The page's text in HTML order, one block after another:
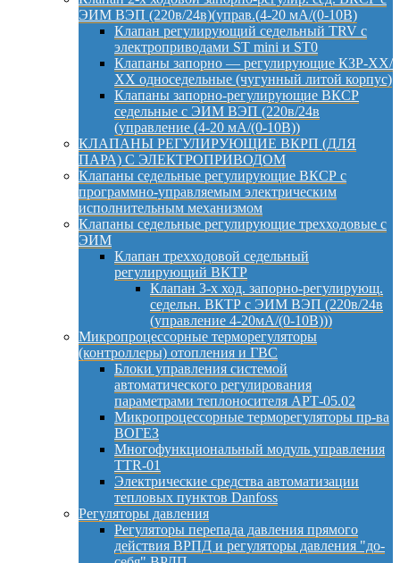
ЭИМ ВЭП (220в/24в)(управ.(4-20 мА/(0-10В)
Клапан регулирующий седельный TRV с
электроприводами ST mini и ST0
Клапаны запорно — регулирующие КЗР-ХХ/
ХХ односедельные (чугунный литой корпус)
Клапаны запорно-регулирующие ВКСР
седельные с ЭИМ ВЭП (220в/24в
(управление (4-20 мА/(0-10В))
КЛАПАНЫ РЕГУЛИРУЮЩИЕ ВКРП (ДЛЯ
ПАРА) С ЭЛЕКТРОПРИВОДОМ
Клапаны седельные регулирующие ВКСР с
программно-управляемым электрическим
исполнительным механизмом
Клапаны седельные регулирующие трехходовые с
ЭИМ
Клапан трехходовой седельный
регулирующий ВКТР
Клапан 3-х ход. запорно-регулирующ.
седельн. ВКТР с ЭИМ ВЭП (220в/24в
(управление 4-20мА/(0-10В)))
Микропроцессорные терморегуляторы
(контроллеры) отопления и ГВС
Блоки управления системой
автоматического регулирования
параметрами теплоносителя АРТ-05.02
Микропроцессорные терморегуляторы пр-ва
ВОГЕЗ
Многофункциональный модуль управления
TTR-01
Электрические средства автоматизации
тепловых пунктов Danfoss
Регуляторы давления
Регуляторы перепада давления прямого
действия ВРПД и регуляторы давления "до-